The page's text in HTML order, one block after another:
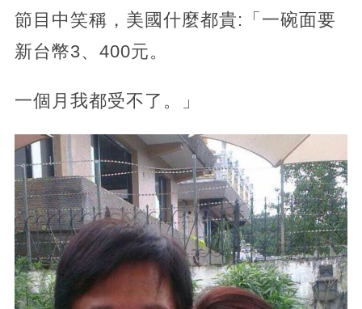
節目中笑稱，美國什麼都貴:「一碗面要
新台幣3、400元。
一個月我都受不了。」